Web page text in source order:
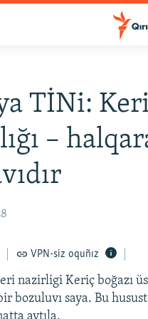
TİNi:
–
VPN-siz oquñız
nazirligi Keriç boğazı
bozuluvı saya. Bu